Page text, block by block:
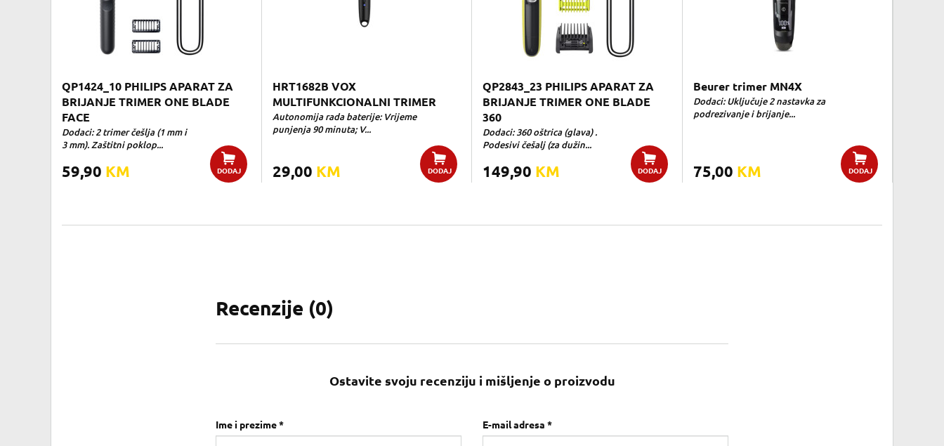
QP1424_10 PHILIPS APARAT ZA
BRIJANJE TRIMER ONE BLADE
FACE
Dodaci: 2 trimer češlja (1 mm i
3 mm). Zaštitni poklop...
59,90 KM DODAJ
HRT1682B VOX
MULTIFUNKCIONALNI TRIMER
Autonomija rada baterije: Vrijeme
punjenja 90 minuta; V...
29,00 KM DODAJ
QP2843_23 PHILIPS APARAT ZA
BRIJANJE TRIMER ONE BLADE
360
Dodaci: 360 oštrica (glava) .
Podesivi češalj (za dužin...
149,90 KM DODAJ
Beurer trimer MN4X
Dodaci: Uključuje 2 nastavka za
podrezivanje i brijanje...
75,00 KM DODAJ
Recenzije (0)
Ostavite svoju recenziju i mišljenje o proizvodu
Ime i prezime * E-mail adresa *